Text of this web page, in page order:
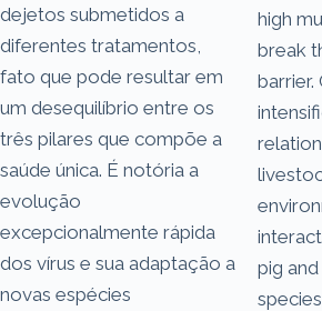
dejetos submetidos a
diferentes tratamentos,
fato que pode resultar em
um desequilíbrio entre os
três pilares que compõe a
saúde única. É notória a
evolução
excepcionalmente rápida
dos vírus e sua adaptação a
novas espécies
high
break
barrier.
pig